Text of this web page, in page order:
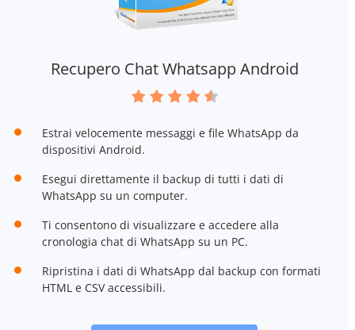
Recupero Chat Whatsapp Android
Estrai velocemente messaggi e file WhatsApp da
dispositivi Android.
Esegui direttamente il backup di tutti i dati di
WhatsApp su un computer.
Ti consentono di visualizzare e accedere alla
cronologia chat di WhatsApp su un PC.
Ripristina i dati di WhatsApp dal backup con formati
HTML e CSV accessibili.